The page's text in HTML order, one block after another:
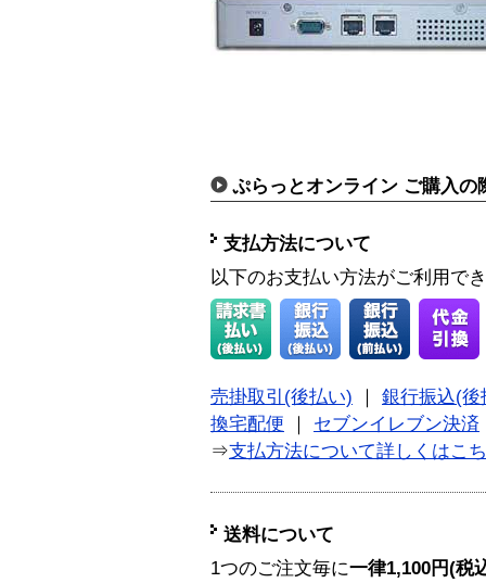
ぷらっとオンライン ご購入の
支払方法について
以下のお支払い方法がご利用で
売掛取引(後払い) ｜ 銀行振込(後
換宅配便 ｜ セブンイレブン決済
⇒支払方法について詳しくはこ
送料について
1つのご注文毎に一律1,100円(税